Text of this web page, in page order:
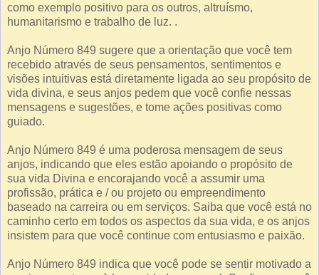
como exemplo positivo para os outros, altruísmo,
humanitarismo e trabalho de luz. .
Anjo Número 849 sugere que a orientação que você tem
recebido através de seus pensamentos, sentimentos e
visões intuitivas está diretamente ligada ao seu propósito de
vida divina, e seus anjos pedem que você confie nessas
mensagens e sugestões, e tome ações positivas como
guiado.
Anjo Número 849 é uma poderosa mensagem de seus
anjos, indicando que eles estão apoiando o propósito de
sua vida Divina e encorajando você a assumir uma
profissão, prática e / ou projeto ou empreendimento
baseado na carreira ou em serviços. Saiba que você está no
caminho certo em todos os aspectos da sua vida, e os anjos
insistem para que você continue com entusiasmo e paixão.
Anjo Número 849 indica que você pode se sentir motivado a